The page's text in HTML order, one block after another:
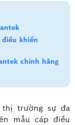
khiển
chính hãng
trường sự đa
mẫu cáp điều